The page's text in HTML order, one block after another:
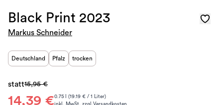
Black Print 2023
Markus Schneider
Deutschland Pfalz trocken
14,39 €
statt15,95 €
0.75 l (19.19 € / 1 Liter)
inkl. MwSt. zzgl.Versandkosten